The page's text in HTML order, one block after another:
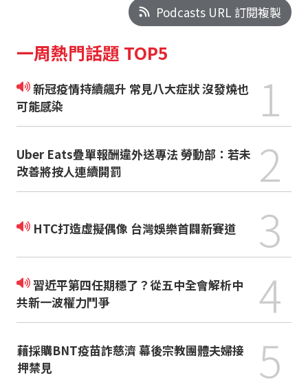
Podcasts URL 訂閱複製
一周熱門話題 TOP5
新冠疫情持續飆升 常見八大症狀 沒發燒也
可能感染
1
Uber Eats疊單報酬違外送專法 勞動部：若未
改善將按人連續開罰
2
HTC打造虛擬偶像 台灣娛樂首闢新賽道 3
習近平第四任期穩了？從五中全會解析中
共新一波權力鬥爭
4
藉採購BNT疫苗詐慈濟 幕後宗教團體夫婦接
押禁見
5